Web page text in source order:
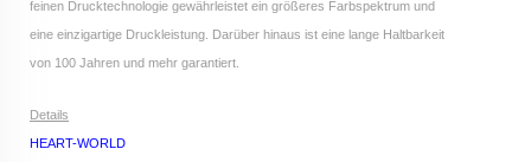
feinen Drucktechnologie gewährleistet ein größeres Farbspektrum und
eine einzigartige Druckleistung. Darüber hinaus ist eine lange Haltbarkeit
von 100 Jahren und mehr garantiert.
Details
HEART-WORLD